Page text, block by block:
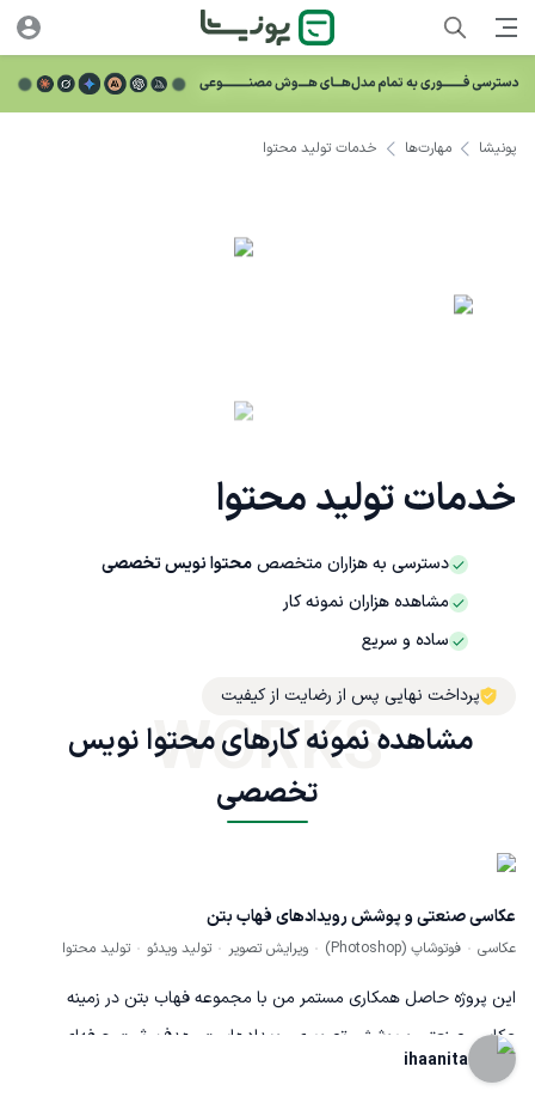
خدمات تولید محتوا
دسترسی به هزاران متخصصمحتوا نویس تخصصی
مشاهده هزاران نمونه کار
ساده و سریع
پرداخت نهایی پس از رضایت از کیفیت
پونیشا مهارت‌ها خدمات تولید محتوا
مشاهده نمونه کارهای محتوا نویس
تخصصی
WORKS
عکاسی صنعتی و پوشش رویدادهای فهاب بتن
عکاسی فوتوشاپ (Photoshop) ویرایش تصویر تولید ویدئو تولید محتوا
این پروژه حاصل همکاری مستمر من با مجموعه فهاب بتن در زمینه
عکاسی صنعتی و پوشش تصویری رویدادهاست. هدف، ثبت حرفه‌ای
محیط کار، مراحل فعالیت، محصولات و رویدادهای مرتبط با برند بود. در
ihaanita